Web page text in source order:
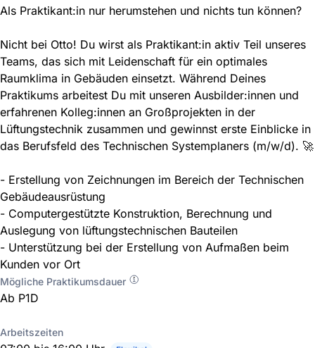
Als Praktikant:in nur herumstehen und nichts tun können?
Nicht bei Otto! Du wirst als Praktikant:in aktiv Teil unseres
Teams, das sich mit Leidenschaft für ein optimales
Raumklima in Gebäuden einsetzt. Während Deines
Praktikums arbeitest Du mit unseren Ausbilder:innen und
erfahrenen Kolleg:innen an Großprojekten in der
Lüftungstechnik zusammen und gewinnst erste Einblicke in
das Berufsfeld des Technischen Systemplaners (m/w/d). 🚀
- Erstellung von Zeichnungen im Bereich der Technischen
Gebäudeausrüstung
- Computergestützte Konstruktion, Berechnung und
Auslegung von lüftungstechnischen Bauteilen
- Unterstützung bei der Erstellung von Aufmaßen beim
Kunden vor Ort
Mögliche Praktikumsdauer
Ab P1D
Arbeitszeiten